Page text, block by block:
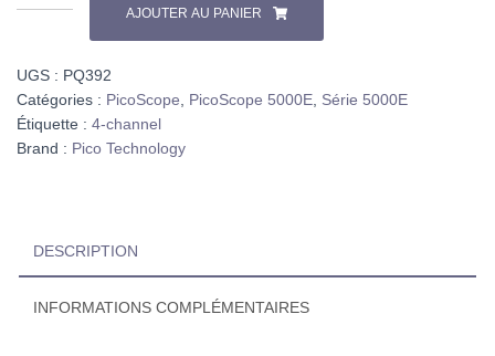
AJOUTER AU PANIER
UGS : PQ392
Catégories : PicoScope PicoScope 5000E Série 5000E
Étiquette : 4-channel
Brand : Pico Technology
DESCRIPTION
INFORMATIONS COMPLÉMENTAIRES